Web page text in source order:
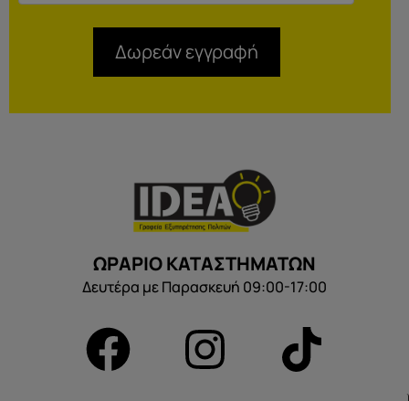
Δωρεάν εγγραφή
ΩΡΑΡΙΟ ΚΑΤΑΣΤΗΜΑΤΩΝ
Δευτέρα με Παρασκευή 09:00-17:00